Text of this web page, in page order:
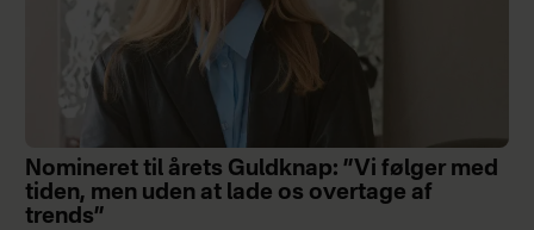
Nomineret til årets Guldknap: ”Vi følger med
tiden, men uden at lade os overtage af
trends”